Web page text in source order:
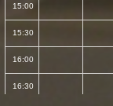
15:00
15:30
16:00
16:30